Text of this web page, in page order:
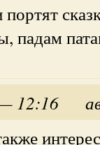
портят
падам
12:16